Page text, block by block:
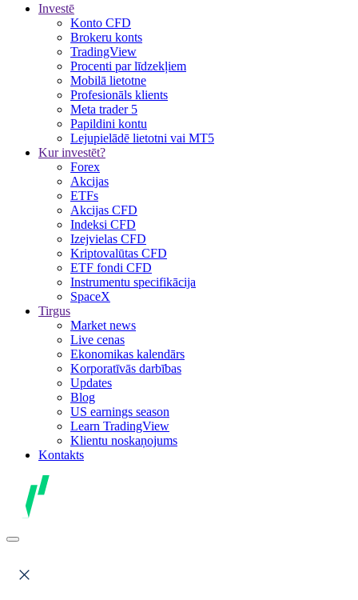
Investē
Konto CFD
Brokeru konts
TradingView
Procenti par līdzekļiem
Mobilā lietotne
Profesionāls klients
Meta trader 5
Papildini kontu
Lejupielādē lietotni vai MT5
Kur investēt?
Forex
Akcijas
ETFs
Akcijas CFD
Indeksi CFD
Izejvielas CFD
Kriptovalūtas CFD
ETF fondi CFD
Instrumentu specifikācija
SpaceX
Tirgus
Market news
Live cenas
Ekonomikas kalendārs
Korporatīvās darbības
Updates
Blog
US earnings season
Learn TradingView
Klientu noskaņojums
Kontakts